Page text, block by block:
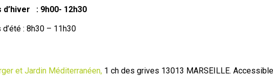
: 9h00- 12h30
: 8h30 – 11h30
et Jardin Méditerranéen, 1 ch des grives 13013 MARSEILLE.